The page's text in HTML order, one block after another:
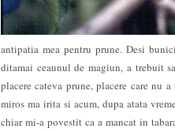
antipatia mea pentru prune. Desi
ditamai ceaunul de magiun, a trebuit
placere cateva prune, placere care nu
miros ma irita si acum, dupa atata
chiar mi-a povestit ca a mancat in